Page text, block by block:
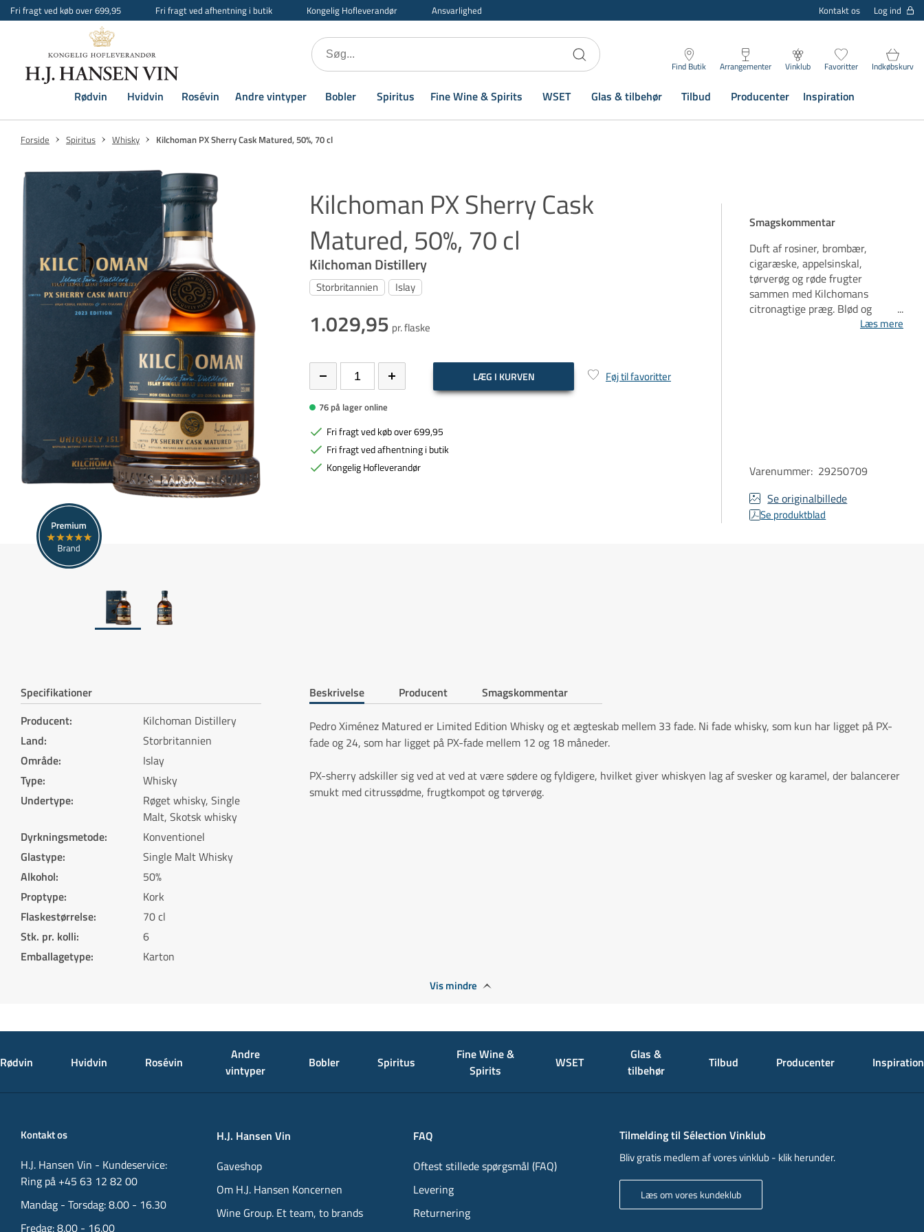
Fri fragt ved køb over 699,95 Fri fragt ved afhentning i butik Kongelig Hofleverandør Ansvarlighed Kontakt os Log ind
Find Butik Arrangementer Vinklub Favoritter Indkøbskurv
Rødvin Hvidvin Rosévin Andre vintyper Bobler Spiritus Fine Wine & Spirits WSET Glas & tilbehør Tilbud Producenter Inspiration
Forside Spiritus Whisky Kilchoman PX Sherry Cask Matured, 50%, 70 cl
Kilchoman PX Sherry Cask
Matured, 50%, 70 cl
Kilchoman Distillery
Storbritannien Islay
1.029,95 pr. flaske
LÆG I KURVEN Føj til favoritter
76 på lager online
Fri fragt ved køb over 699,95
Fri fragt ved afhentning i butik
Kongelig Hofleverandør
Smagskommentar
Duft af rosiner, brombær,
cigaræske, appelsinskal,
tørverøg og røde frugter
sammen med Kilchomans
citronagtige præg. Blød og
rund med salte noter og præg
Læs mere
Varenummer: 29250709
Se originalbillede
Se produktblad
Specifikationer
Producent:
Kilchoman Distillery
Land:
Storbritannien
Område:
Islay
Type:
Whisky
Undertype:
Røget whisky, Single
Malt, Skotsk whisky
Dyrkningsmetode:
Konventionel
Glastype:
Single Malt Whisky
Alkohol:
50%
Proptype:
Kork
Flaskestørrelse:
70 cl
Stk. pr. kolli:
6
Emballagetype: Karton
Beskrivelse Producent Smagskommentar
Pedro Ximénez Matured er Limited Edition Whisky og et ægteskab mellem 33 fade. Ni fade whisky, som kun har ligget på PX-
fade og 24, som har ligget på PX-fade mellem 12 og 18 måneder.
PX-sherry adskiller sig ved at ved at være sødere og fyldigere, hvilket giver whiskyen lag af svesker og karamel, der balancerer
smukt med citrussødme, frugtkompot og tørverøg.
Vis mindre
Rødvin Hvidvin Rosévin
Andre
vintyper
Bobler Spiritus
Fine Wine &
Spirits
WSET
Glas &
tilbehør
Tilbud Producenter Inspiration
Kontakt os
H.J. Hansen Vin - Kundeservice:
Ring på +45 63 12 82 00
Mandag - Torsdag: 8.00 - 16.30
Fredag: 8.00 - 16.00
H.J. Hansen Vin
Gaveshop
Om H.J. Hansen Koncernen
Wine Group. Et team, to brands
FAQ
Oftest stillede spørgsmål (FAQ)
Levering
Returnering
Tilmelding til Sélection Vinklub
Bliv gratis medlem af vores vinklub - klik herunder.
Læs om vores kundeklub